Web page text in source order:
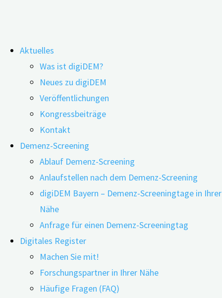
Inhalt
springen
Aktuelles
Was ist digiDEM?
Neues zu digiDEM
Veröffentlichungen
Kongressbeiträge
Kontakt
Demenz-Screening
Ablauf Demenz-Screening
Anlaufstellen nach dem Demenz-Screening
digiDEM Bayern – Demenz-Screeningtage in Ihrer
Nähe
Anfrage für einen Demenz-Screeningtag
Digitales Register
Machen Sie mit!
Forschungspartner in Ihrer Nähe
Häufige Fragen (FAQ)
Sicher Autofahren – trotz kognitiver
Einschränkungen
24.02.202211.06.2026